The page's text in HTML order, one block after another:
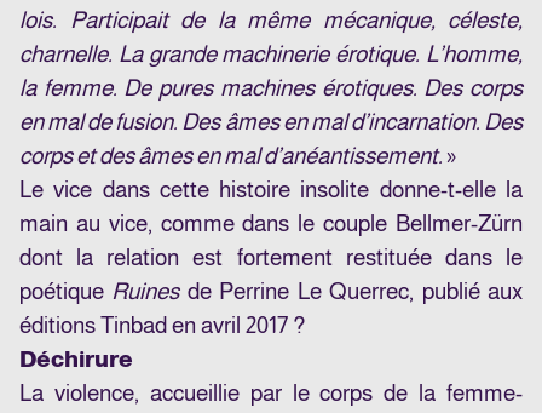
lois. Participait de la même mécanique, céleste,
charnelle. La grande machinerie érotique. L’homme,
la femme. De pures machines érotiques. Des corps
en mal de fusion. Des âmes en mal d’incarnation. Des
corps et des âmes en mal d’anéantissement. »
Le vice dans cette histoire insolite donne-t-elle la
main au vice, comme dans le couple Bellmer-Zürn
dont la relation est fortement restituée dans le
poétique Ruinesde Perrine Le Querrec, publié aux
éditions Tinbad en avril 2017 ?
Déchirure
La violence, accueillie par le corps de la femme-